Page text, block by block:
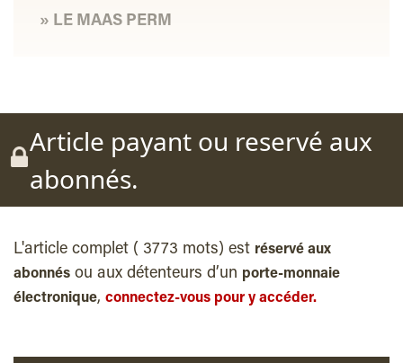
» LE MAAS PERM
Article payant ou reservé aux
abonnés.
L'article complet ( 3773 mots) est réservé aux
abonnés ou aux détenteurs d’un porte-monnaie
électronique, connectez-vous pour y accéder.